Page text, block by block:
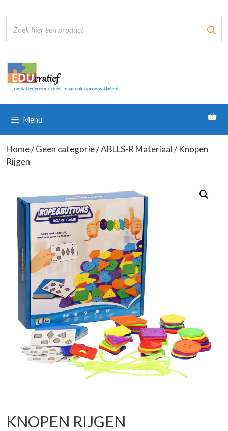
naar
inhoud
Menu
Home/Geen categorie/ABLLS-R Materiaal/ Knopen
Rijgen
KNOPEN RIJGEN